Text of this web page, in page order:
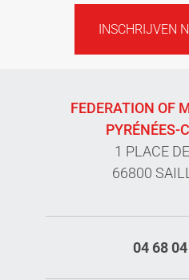
INSCHRIJVEN
FEDERATION OF
PYRÉNÉES-
1 PLACE
66800
04 68